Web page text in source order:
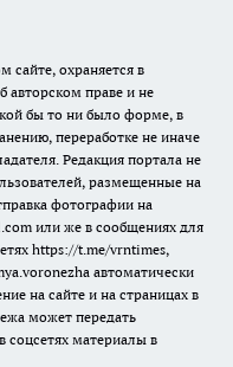
сайте, охраняется в
авторском праве и не
бы то ни было форме, в
переработке не иначе
Редакция портала не
размещенные на
фотографии на
или же в сообщениях для
https://t.me/vrntimes,
автоматически
на сайте и на страницах в
может передать
соцсетях материалы в